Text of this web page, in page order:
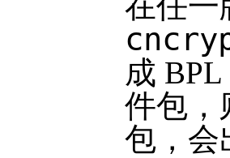
成
件包，
包，会